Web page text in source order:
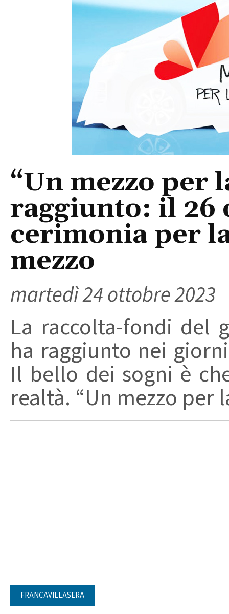
“Un mezzo per
raggiunto: il 26
cerimonia per
mezzo
martedì 24 ottobre 2023
La raccolta-fondi del
ha raggiunto nei
Il bello dei sogni è
realtà. “Un mezzo per
FRANCAVILLASERA